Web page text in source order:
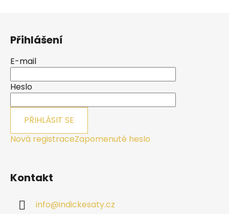
Přihlášení
E-mail
Heslo
PŘIHLÁSIT SE
Nová registraceZapomenuté heslo
Kontakt
info@indickesaty.cz